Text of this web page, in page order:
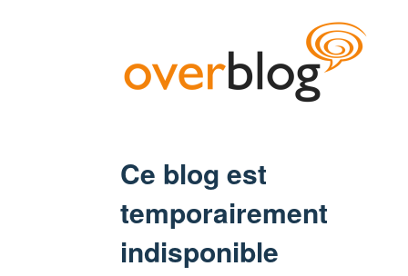
Ce blog est
temporairement
indisponible